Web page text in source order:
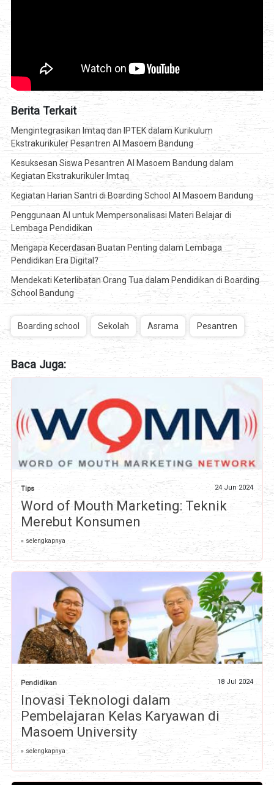
Berita Terkait
Mengintegrasikan Imtaq dan IPTEK dalam Kurikulum
Ekstrakurikuler Pesantren Al Masoem Bandung
Kesuksesan Siswa Pesantren Al Masoem Bandung dalam
Kegiatan Ekstrakurikuler Imtaq
Kegiatan Harian Santri di Boarding School Al Masoem Bandung
Penggunaan AI untuk Mempersonalisasi Materi Belajar di
Lembaga Pendidikan
Mengapa Kecerdasan Buatan Penting dalam Lembaga
Pendidikan Era Digital?
Mendekati Keterlibatan Orang Tua dalam Pendidikan di Boarding
School Bandung
Boarding school Sekolah Asrama Pesantren
Baca Juga:
Tips 24 Jun 2024
Word of Mouth Marketing: Teknik
Merebut Konsumen
» selengkapnya
Pendidikan 18 Jul 2024
Inovasi Teknologi dalam
Pembelajaran Kelas Karyawan di
Masoem University
» selengkapnya